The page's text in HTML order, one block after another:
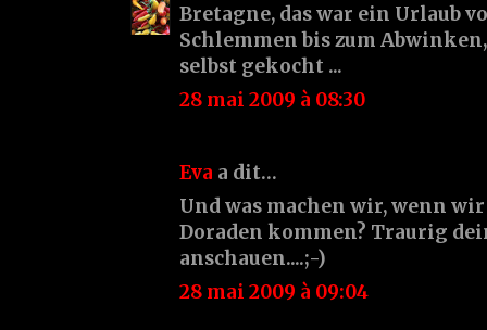
Bretagne, das war ein Urlaub
Schlemmen bis zum
selbst gekocht ...
28 mai 2009 à 08:30
Eva a dit…
Und was machen wir, wenn
Doraden kommen? Traurig
anschauen....;-)
28 mai 2009 à 09:04